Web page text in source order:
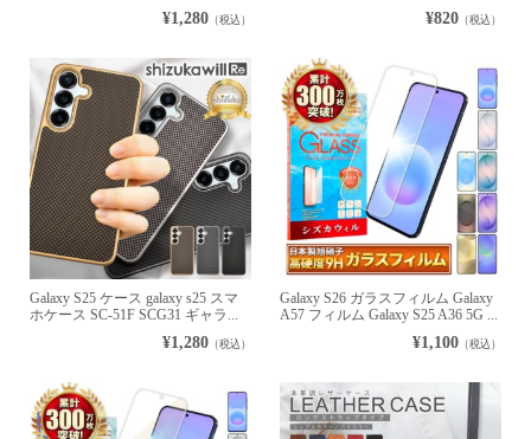
¥1,280（税込） ¥820 （税込）
Galaxy S25 ケース galaxy s25 スマ
ホケース SC-51F SCG31 ギャラ...
¥1,280（税込）
Galaxy S26 ガラスフィルム Galaxy
A57 フィルム Galaxy S25 A36 5G ...
¥1,100 （税込）